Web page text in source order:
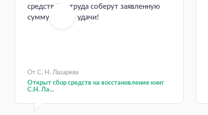
средств без труда соберут заявленную
сумму. Всем - удачи!
От С. Н. Лазарева
Открыт сбор средств на восстановление книг
С.Н. Ла...